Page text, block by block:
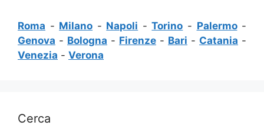
Roma - Milano - Napoli -Torino - Palermo-
Genova - Bologna - Firenze - Bari - Catania -
Venezia - Verona
Cerca